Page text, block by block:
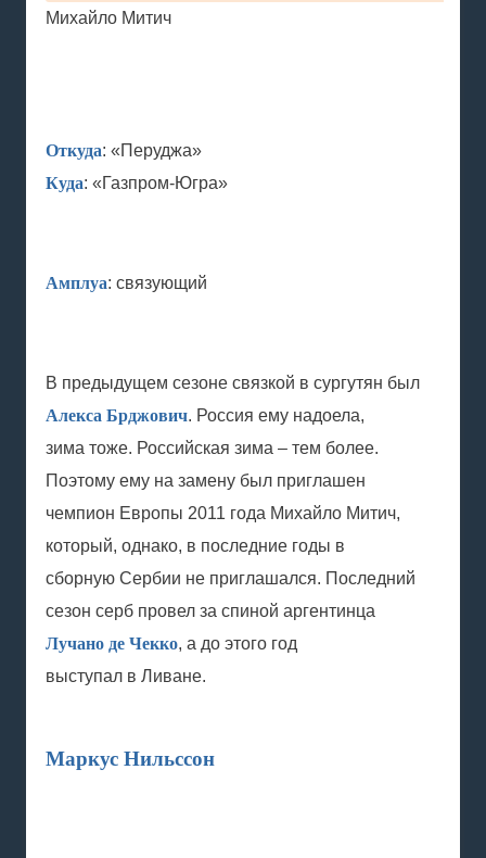
Михайло Митич
Откуда: «Перуджа»
Куда: «Газпром-Югра»
Амплуа: связующий
В предыдущем сезоне связкой в сургутян был
Алекса Брджович. Россия ему надоела,
зима тоже. Российская зима – тем более.
Поэтому ему на замену был приглашен
чемпион Европы 2011 года Михайло Митич,
который, однако, в последние годы в
сборную Сербии не приглашался. Последний
сезон серб провел за спиной аргентинца
Лучано де Чекко, а до этого год
выступал в Ливане.
Маркус Нильссон